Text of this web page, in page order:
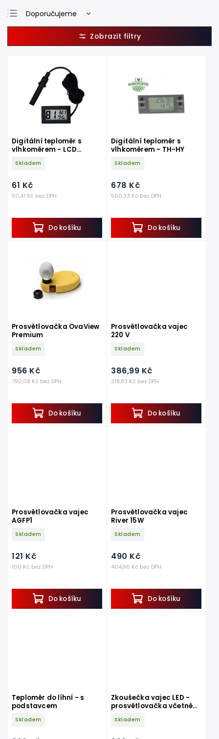
Doporučujeme
Nejlevnější
Nejdražší
Abecedně
Digitální teploměr s
vlhkoměrem - LCD
Skladem
50,41 Kč bez DPH
61 Kč
Do košíku
Digitální teploměr s
vlhkoměrem - TH-HY
Skladem
560,33 Kč bez DPH
678 Kč
Do košíku
Prosvětlovačka OvaView
Premium
Skladem
790,08 Kč bez DPH
956 Kč
Do košíku
Prosvětlovačka vajec
220 V
Skladem
319,83 Kč bez DPH
386,99 Kč
Do košíku
Prosvětlovačka vajec
AGFP1
Skladem
100 Kč bez DPH
121 Kč
Do košíku
Prosvětlovačka vajec
River 15W
Skladem
404,96 Kč bez DPH
490 Kč
Do košíku
Teploměr do líhní - s
podstavcem
Skladem
Zkoušečka vajec LED -
prosvětlovačka včetně
Skladem